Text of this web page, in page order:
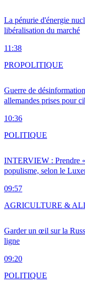
La pénurie d'énergie
libéralisation du marché
11:38
Guerre de
allemandes prises pour
10:36
PROPOLITIQUE
INTERVIEW : Prendre «
populisme, selon le
09:57
POLITIQUE
Garder un œil sur la
ligne
09:20
AGRICULTURE &
POLITIQUE